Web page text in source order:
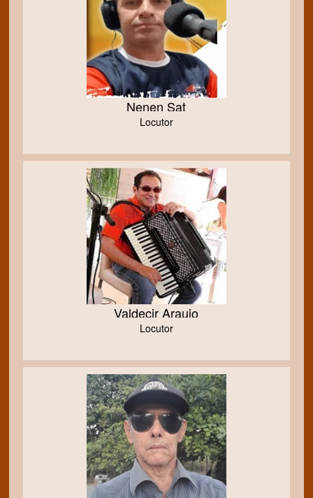
Nenen Sat
Locutor
Valdecir Araujo
Locutor